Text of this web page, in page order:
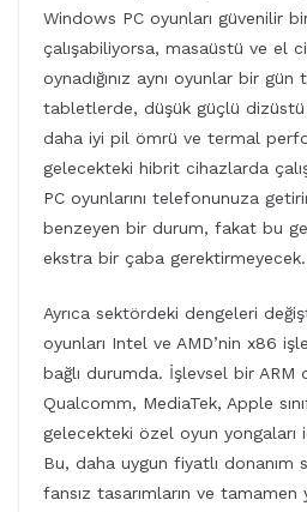
Windows PC oyunları güvenilir
çalışabiliyorsa, masaüstü ve el
oynadığınız aynı oyunlar bir
tabletlerde, düşük güçlü dizüstü
daha iyi pil ömrü ve termal
gelecekteki hibrit cihazlarda
PC oyunlarını telefonunuza
benzeyen bir durum, fakat bu
ekstra bir çaba gerektirmeyecek.
Ayrıca sektördeki dengeleri
oyunları Intel ve AMD’nin x86
bağlı durumda. İşlevsel bir ARM
Qualcomm, MediaTek, Apple
gelecekteki özel oyun yongaları
Bu, daha uygun fiyatlı donanım
fansız tasarımların ve tamamen